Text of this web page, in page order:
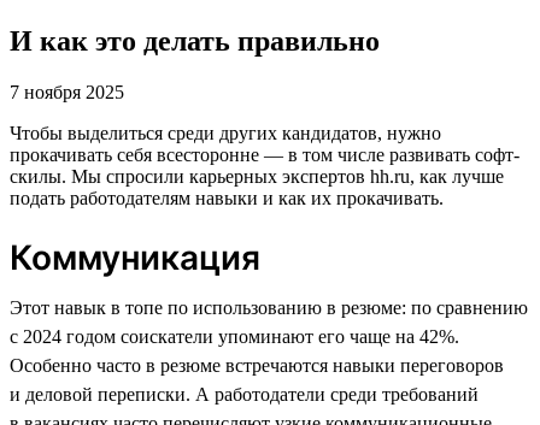
И как это делать правильно
7 ноября 2025
Чтобы выделиться среди других кандидатов, нужно
прокачивать себя всесторонне — в том числе развивать софт-
скилы. Мы спросили карьерных экспертов hh.ru, как лучше
подать работодателям навыки и как их прокачивать.
Коммуникация
Этот навык в топе по использованию в резюме: по сравнению
с 2024 годом соискатели упоминают его чаще на 42%.
Особенно часто в резюме встречаются навыки переговоров
и деловой переписки. А работодатели среди требований